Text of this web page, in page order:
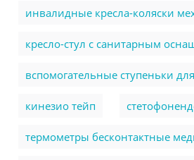
инвалидные кресла-коляски
кресло-стул с санитарным
вспомогательные ступеньки
кинезио тейп
термометры бесконтактные